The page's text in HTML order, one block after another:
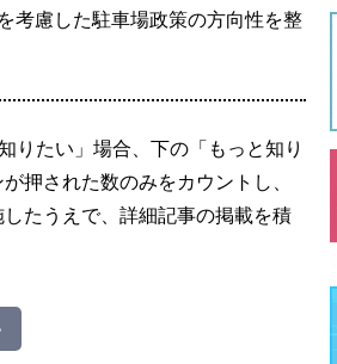
考慮した駐車場政策の方向性を整
りたい」場合、下の「もっと知り
押された数のみをカウントし、
たうえで、詳細記事の掲載を積